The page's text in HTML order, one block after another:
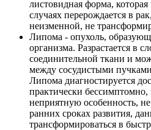
листовидная форма,
случаях перерождается в
неизменной, не
Липома - опухоль,
организма. Разрастается в
соединительной ткани и
между сосудистыми
Липома диагностируется
практически
неприятную особенность,
ранних сроках развития,
трансформироваться в